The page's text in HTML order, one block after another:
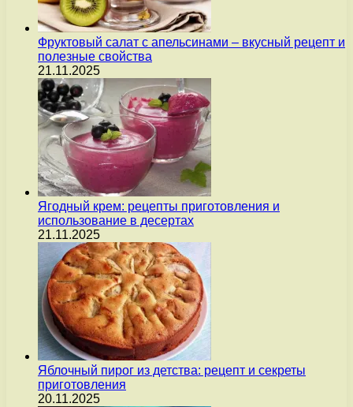
Фруктовый салат с апельсинами – вкусный рецепт и
полезные свойства
21.11.2025
Ягодный крем: рецепты приготовления и
использование в десертах
21.11.2025
Яблочный пирог из детства: рецепт и секреты
приготовления
20.11.2025